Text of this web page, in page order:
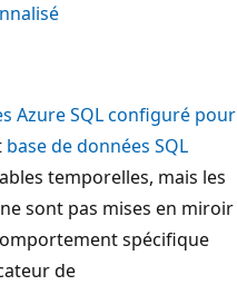
Azure SQL configuré pour
base de données SQL
temporelles, mais les
sont pas mises en miroir
spécifique
de